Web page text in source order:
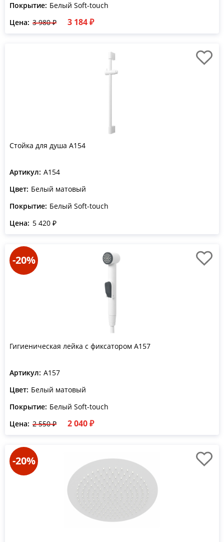
Покрытие: Белый Soft-touch
Цена: 3 980 ₽ 3 184 ₽
Стойка для душа A154
Артикул: A154
Цвет: Белый матовый
Покрытие: Белый Soft-touch
Цена: 5 420 ₽
-20%
Гигиеническая лейка с фиксатором A157
Артикул: A157
Цвет: Белый матовый
Покрытие: Белый Soft-touch
Цена: 2 550 ₽ 2 040 ₽
-20%